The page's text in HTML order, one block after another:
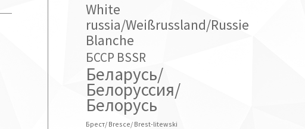
White
russia/Weißrussland/Russie
Blanche
БССР BSSR
Беларусь/
Белоруссия/
Белорусь
Брест/ Bresce/ Brest-litewski